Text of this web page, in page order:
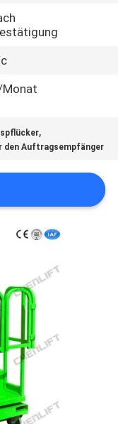
Monat
,
Auftragsempfänger